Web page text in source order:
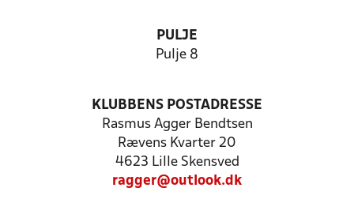
PULJE
Pulje 8
KLUBBENS POSTADRESSE
Rasmus Agger Bendtsen
Rævens Kvarter 20
4623 Lille Skensved
ragger@outlook.dk